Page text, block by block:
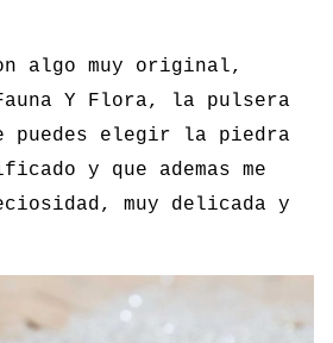
algo muy original,
Y Flora, la pulsera
puedes elegir la piedra
y que ademas me
muy delicada y